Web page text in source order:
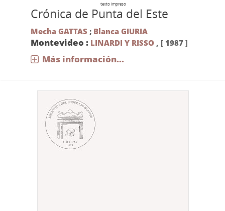
texto impreso
Crónica de Punta del Este
Mecha GATTAS ; Blanca GIURIA
Montevideo : LINARDI Y RISSO , [ 1987 ]
Más información...